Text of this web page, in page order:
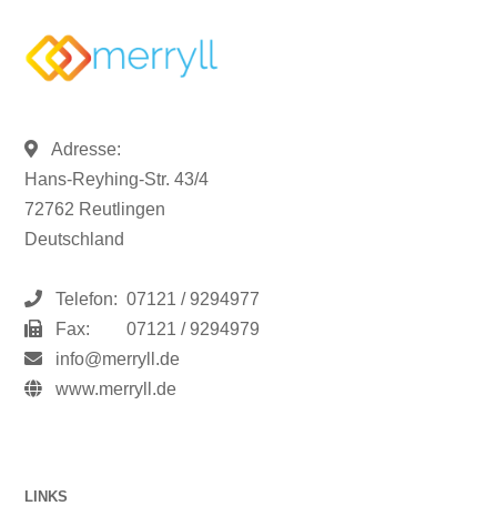
Adresse:
Hans-Reyhing-Str. 43/4
72762 Reutlingen
Deutschland
Telefon: 07121 / 9294977
Fax:
07121 / 9294979
info@merryll.de
www.merryll.de
LINKS